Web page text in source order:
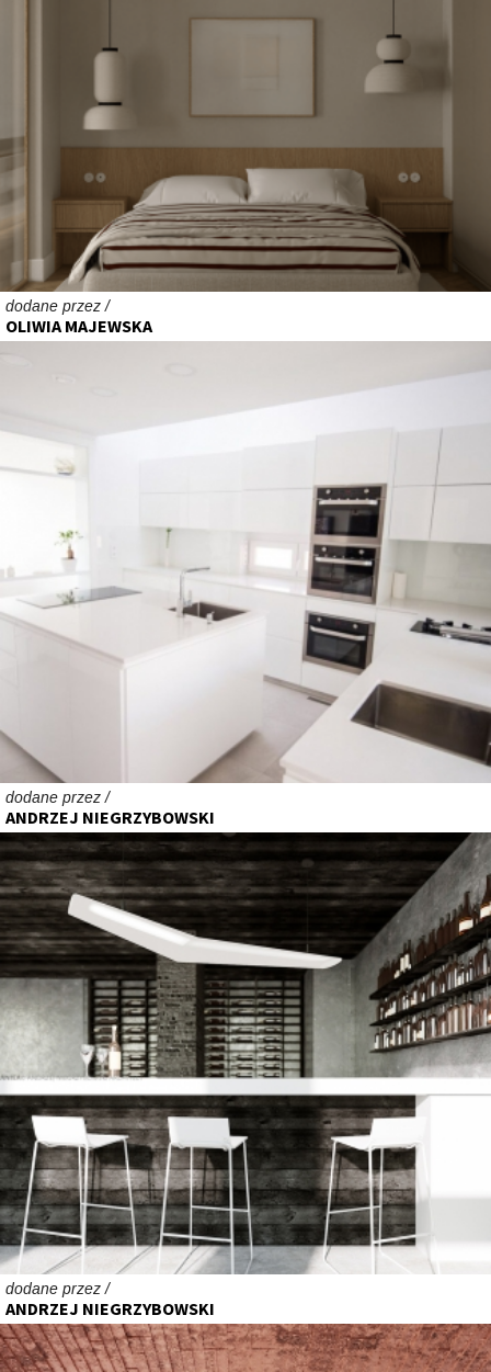
dodane przez /
OLIWIA MAJEWSKA
dodane przez /
ANDRZEJ NIEGRZYBOWSKI
dodane przez /
ANDRZEJ NIEGRZYBOWSKI